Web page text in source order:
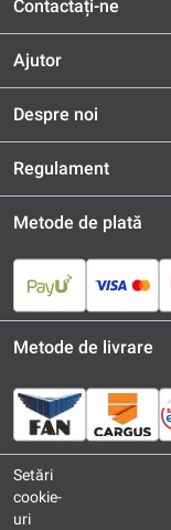
Contactați-ne
Ajutor
Despre noi
Regulament
Metode de plată
Metode de livrare
Setări
cookie-
uri